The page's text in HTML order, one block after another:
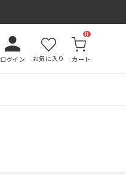
ログイン お気に入り カート
0